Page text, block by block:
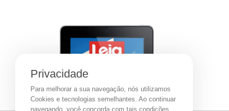
Privacidade
Para melhorar a sua navegação, nós utilizamos
Cookies e tecnologias semelhantes. Ao continuar
navegando, você concorda com tais condições.